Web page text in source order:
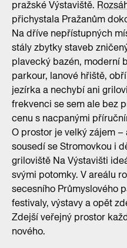
pražské Výstaviště.
přichystala Pražanům
Na dříve nepřístupných
stály zbytky staveb
plavecký bazén, moderní
parkour, lanové hřiště,
jezírka a nechybí ani
frekvenci se sem ale bez
cenu s nacpanými
O prostor je velký zájem
sousedí se Stromovkou i
griloviště Na Výstavišti
svými potomky. V areálu
secesního Průmyslového
festivaly, výstavy a opět
Zdejší veřejný prostor
nového.